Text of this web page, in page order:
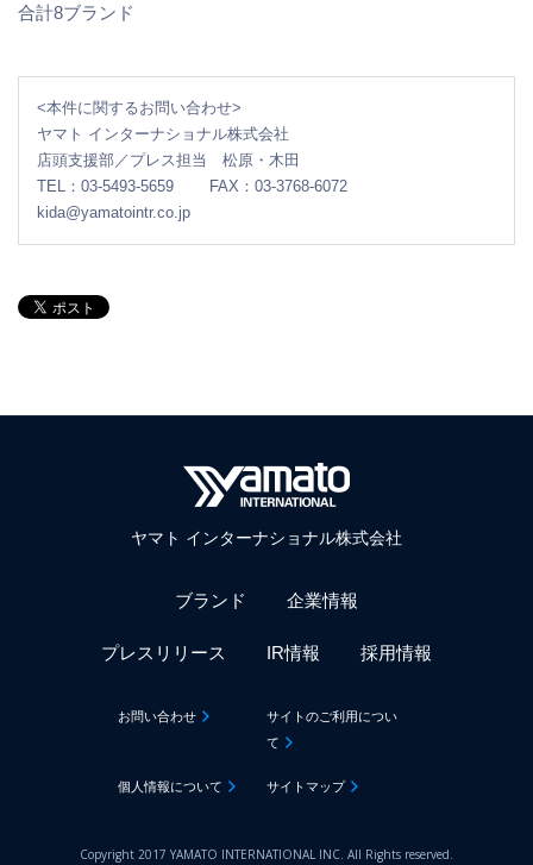
合計8ブランド
<本件に関するお問い合わせ>
ヤマト インターナショナル株式会社
店頭支援部／プレス担当 松原・木田
TEL：03-5493-5659
FAX：03-3768-6072
kida@yamatointr.co.jp
ヤマト インターナショナル株式会社
ブランド 企業情報
プレスリリース IR情報 採用情報
お問い合わせ
サイトのご利用につい
て
個人情報について サイトマップ
Copyright 2017 YAMATO INTERNATIONAL INC. All Rights reserved.